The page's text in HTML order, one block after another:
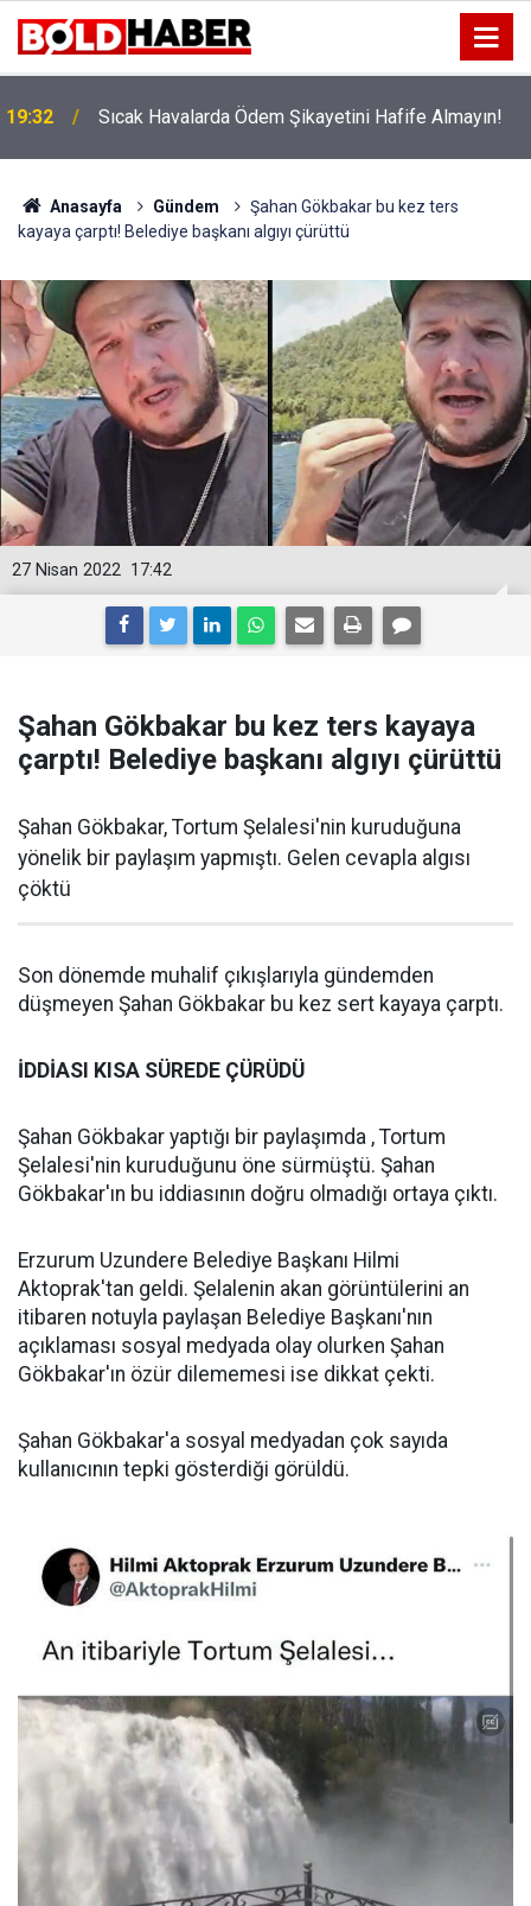
19:32 Sıcak Havalarda Ödem Şikayetini Hafife Almayın!
Anasayfa Gündem
Şahan Gökbakar bu kez ters
kayaya çarptı! Belediye başkanı algıyı çürüttü
17:42
27 Nisan 2022
Şahan Gökbakar bu kez ters kayaya
çarptı! Belediye başkanı algıyı çürüttü
Şahan Gökbakar, Tortum Şelalesi'nin kuruduğuna
yönelik bir paylaşım yapmıştı. Gelen cevapla algısı
çöktü
Son dönemde muhalif çıkışlarıyla gündemden
düşmeyen Şahan Gökbakar bu kez sert kayaya çarptı.
İDDİASI KISA SÜREDE ÇÜRÜDÜ
Şahan Gökbakar yaptığı bir paylaşımda , Tortum
Şelalesi'nin kuruduğunu öne sürmüştü. Şahan
Gökbakar'ın bu iddiasının doğru olmadığı ortaya çıktı.
Erzurum Uzundere Belediye Başkanı Hilmi
Aktoprak'tan geldi. Şelalenin akan görüntülerini an
itibaren notuyla paylaşan Belediye Başkanı'nın
açıklaması sosyal medyada olay olurken Şahan
Gökbakar'ın özür dilememesi ise dikkat çekti.
Şahan Gökbakar'a sosyal medyadan çok sayıda
kullanıcının tepki gösterdiği görüldü.